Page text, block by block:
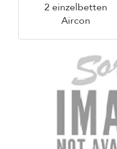
2 einzelbetten
Aircon